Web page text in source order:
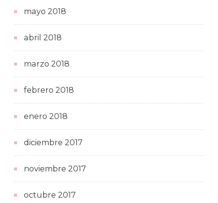
mayo 2018
abril 2018
marzo 2018
febrero 2018
enero 2018
diciembre 2017
noviembre 2017
octubre 2017